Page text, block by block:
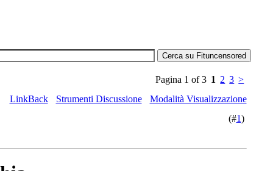
Pagina 1 of 3 1 2 3 >
LinkBack
Strumenti Discussione
Modalità Visualizzazione
(#1)